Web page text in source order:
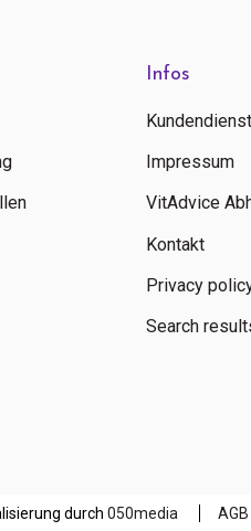
Infos
Kundendienst
Impressum
VitAdvice
Kontakt
Privacy
Search
durch 050media